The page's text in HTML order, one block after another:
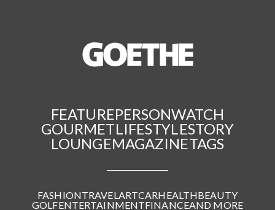
FEATUREPERSONWATCH
GOURMETLIFESTYLESTORY
LOUNGEMAGAZINETAGS
FASHIONTRAVELARTCARHEALTHBEAUTY
GOLFENTERTAINMENTFINANCEAND MORE